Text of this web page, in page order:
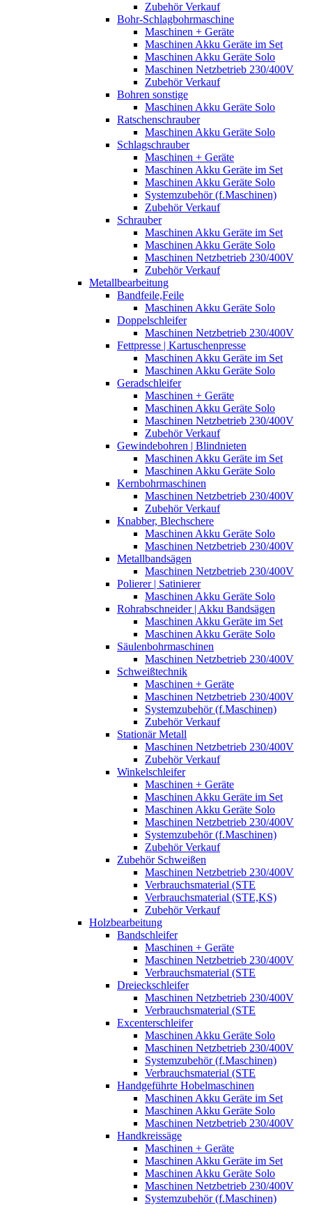
Zubehör Verkauf
Bohr-Schlagbohrmaschine
Maschinen + Geräte
Maschinen Akku Geräte im Set
Maschinen Akku Geräte Solo
Maschinen Netzbetrieb 230/400V
Zubehör Verkauf
Bohren sonstige
Maschinen Akku Geräte Solo
Ratschenschrauber
Maschinen Akku Geräte Solo
Schlagschrauber
Maschinen + Geräte
Maschinen Akku Geräte im Set
Maschinen Akku Geräte Solo
Systemzubehör (f.Maschinen)
Zubehör Verkauf
Schrauber
Maschinen Akku Geräte im Set
Maschinen Akku Geräte Solo
Maschinen Netzbetrieb 230/400V
Zubehör Verkauf
Metallbearbeitung
Bandfeile,Feile
Maschinen Akku Geräte Solo
Doppelschleifer
Maschinen Netzbetrieb 230/400V
Fettpresse | Kartuschenpresse
Maschinen Akku Geräte im Set
Maschinen Akku Geräte Solo
Geradschleifer
Maschinen + Geräte
Maschinen Akku Geräte Solo
Maschinen Netzbetrieb 230/400V
Zubehör Verkauf
Gewindebohren | Blindnieten
Maschinen Akku Geräte im Set
Maschinen Akku Geräte Solo
Kernbohrmaschinen
Maschinen Netzbetrieb 230/400V
Zubehör Verkauf
Knabber, Blechschere
Maschinen Akku Geräte Solo
Maschinen Netzbetrieb 230/400V
Metallbandsägen
Maschinen Netzbetrieb 230/400V
Polierer | Satinierer
Maschinen Akku Geräte Solo
Rohrabschneider | Akku Bandsägen
Maschinen Akku Geräte im Set
Maschinen Akku Geräte Solo
Säulenbohrmaschinen
Maschinen Netzbetrieb 230/400V
Schweißtechnik
Maschinen + Geräte
Maschinen Netzbetrieb 230/400V
Systemzubehör (f.Maschinen)
Zubehör Verkauf
Stationär Metall
Maschinen Netzbetrieb 230/400V
Zubehör Verkauf
Winkelschleifer
Maschinen + Geräte
Maschinen Akku Geräte im Set
Maschinen Akku Geräte Solo
Maschinen Netzbetrieb 230/400V
Systemzubehör (f.Maschinen)
Zubehör Verkauf
Zubehör Schweißen
Maschinen Netzbetrieb 230/400V
Verbrauchsmaterial (STE
Verbrauchsmaterial (STE,KS)
Zubehör Verkauf
Holzbearbeitung
Bandschleifer
Maschinen + Geräte
Maschinen Netzbetrieb 230/400V
Verbrauchsmaterial (STE
Dreieckschleifer
Maschinen Netzbetrieb 230/400V
Verbrauchsmaterial (STE
Excenterschleifer
Maschinen Akku Geräte Solo
Maschinen Netzbetrieb 230/400V
Systemzubehör (f.Maschinen)
Verbrauchsmaterial (STE
Handgeführte Hobelmaschinen
Maschinen Akku Geräte im Set
Maschinen Akku Geräte Solo
Maschinen Netzbetrieb 230/400V
Handkreissäge
Maschinen + Geräte
Maschinen Akku Geräte im Set
Maschinen Akku Geräte Solo
Maschinen Netzbetrieb 230/400V
Systemzubehör (f.Maschinen)